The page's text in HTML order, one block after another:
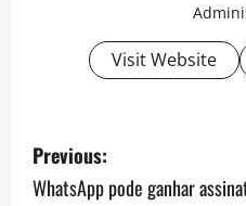
Visit Website
P
o
Previous:
WhatsApp pode ganhar